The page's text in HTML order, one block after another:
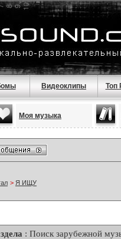
Видеоклипы Топ
Моя музыка
> Я ИЩУ
: Поиск зарубежной